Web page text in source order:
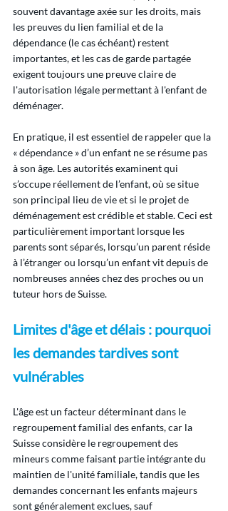
souvent davantage axée sur les droits, mais
les preuves du lien familial et de la
dépendance (le cas échéant) restent
importantes, et les cas de garde partagée
exigent toujours une preuve claire de
l'autorisation légale permettant à l'enfant de
déménager.
En pratique, il est essentiel de rappeler que la
« dépendance » d’un enfant ne se résume pas
à son âge. Les autorités examinent qui
s’occupe réellement de l’enfant, où se situe
son principal lieu de vie et si le projet de
déménagement est crédible et stable. Ceci est
particulièrement important lorsque les
parents sont séparés, lorsqu’un parent réside
à l’étranger ou lorsqu’un enfant vit depuis de
nombreuses années chez des proches ou un
tuteur hors de Suisse.
Limites d'âge et délais : pourquoi
les demandes tardives sont
vulnérables
L'âge est un facteur déterminant dans le
regroupement familial des enfants, car la
Suisse considère le regroupement des
mineurs comme faisant partie intégrante du
maintien de l'unité familiale, tandis que les
demandes concernant les enfants majeurs
sont généralement exclues, sauf